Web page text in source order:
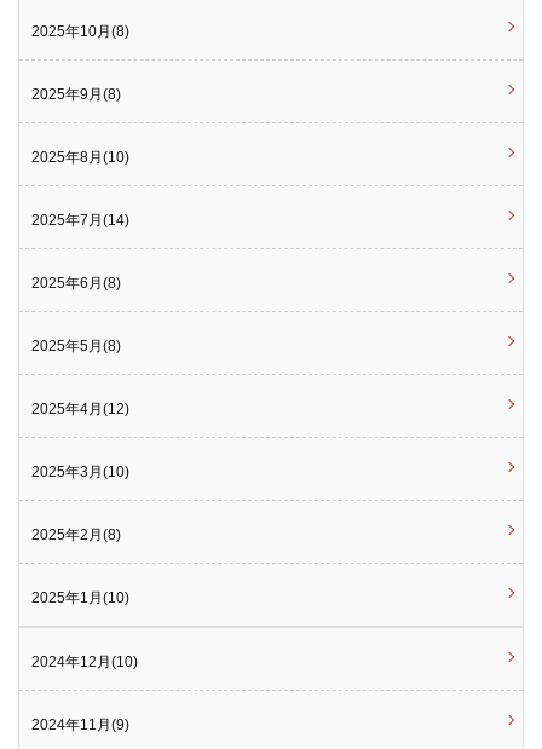
2025年10月(8)
2025年9月(8)
2025年8月(10)
2025年7月(14)
2025年6月(8)
2025年5月(8)
2025年4月(12)
2025年3月(10)
2025年2月(8)
2025年1月(10)
2024年12月(10)
2024年11月(9)